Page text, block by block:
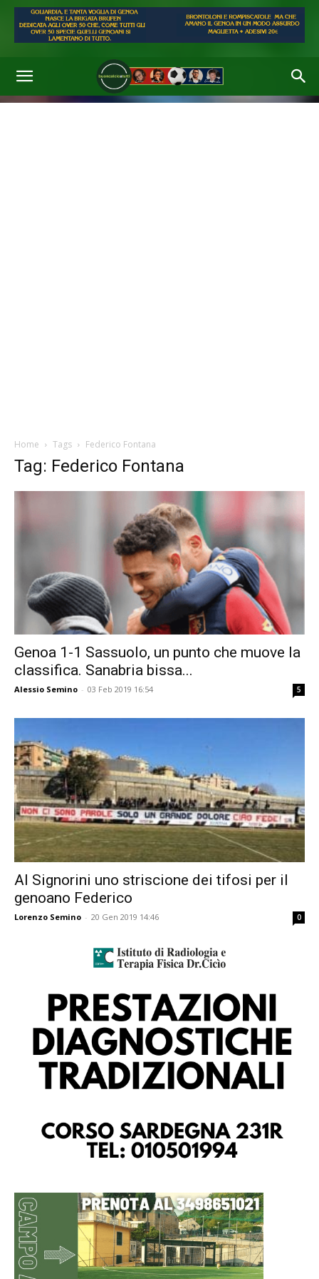
Home Tags Federico Fontana
Tag: Federico Fontana
Genoa 1-1 Sassuolo, un punto che muove la
classifica. Sanabria bissa...
Alessio Semino - 03 Feb 2019 16:54 5
Al Signorini uno striscione dei tifosi per il
genoano Federico
Lorenzo Semino - 20 Gen 2019 14:46 0